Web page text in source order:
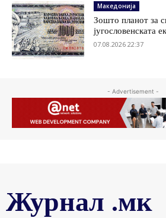
Македонија
Зошто планот за
југословенската
07.08.2026 22:37
- Advertisement -
Журнал .мк